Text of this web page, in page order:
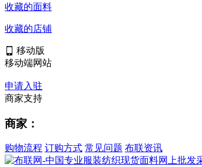
收藏的面料
收藏的店铺
移动版
移动端网站
申请入驻
商家支持
商家：
购物流程 订购方式 常见问题 布联资讯